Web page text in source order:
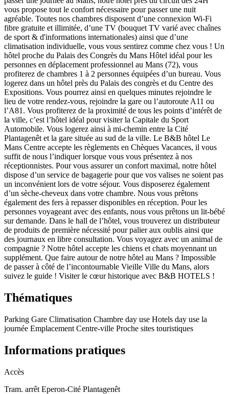
vous propose tout le confort nécessaire pour passer une nuit
agréable. Toutes nos chambres disposent d’une connexion Wi-Fi
fibre gratuite et illimitée, d’une TV (bouquet TV varié avec chaînes
de sport & d'informations internationales) ainsi que d’une
climatisation individuelle, vous vous sentirez comme chez vous ! Un
hôtel proche du Palais des Congrès du Mans Hôtel idéal pour les
personnes en déplacement professionnel au Mans (72), vous
profiterez de chambres 1 à 2 personnes équipées d’un bureau. Vous
logerez dans un hôtel près du Palais des congrès et du Centre des
Expositions. Vous pourrez ainsi en quelques minutes rejoindre le
lieu de votre rendez-vous, rejoindre la gare ou l’autoroute A11 ou
l’A81. Vous profiterez de la proximité de tous les points d’intérêt de
la ville, c’est l’hôtel idéal pour visiter la Capitale du Sport
Automobile. Vous logerez ainsi à mi-chemin entre la Cité
Plantagenêt et la gare située au sud de la ville. Le B&B hôtel Le
Mans Centre accepte les règlements en Chèques Vacances, il vous
suffit de nous l’indiquer lorsque vous vous présentez à nos
réceptionnistes. Pour vous assurer un confort maximal, notre hôtel
dispose d’un service de bagagerie pour que vos valises ne soient pas
un inconvénient lors de votre séjour. Vous disposerez également
d’un sèche-cheveux dans votre chambre. Nous vous prêtons
également des fers à repasser disponibles en réception. Pour les
personnes voyageant avec des enfants, nous vous prêtons un lit-bébé
sur demande. Dans le hall de l’hôtel, vous trouverez un distributeur
de produits de première nécessité pour palier aux oublis ainsi que
des journaux en libre consultation. Vous voyagez avec un animal de
compagnie ? Notre hôtel accepte les chiens et chats moyennant un
supplément. Que faire autour de notre hôtel au Mans ? Impossible
de passer à côté de l’incontournable Vieille Ville du Mans, alors
suivez le guide ! Visiter le cœur historique avec B&B HOTELS !
Thématiques
Parking Gare Climatisation Chambre day use Hotels day use la
journée Emplacement Centre-ville Proche sites touristiques
Informations pratiques
Accès
Tram. arrêt Eperon-Cité Plantagenêt